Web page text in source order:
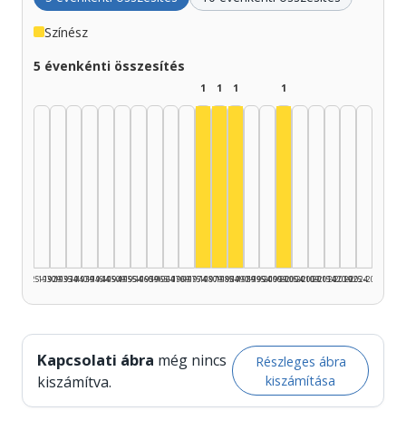
Színész
5 évenkénti összesítés
1925–1929
1930–1934
1935–1939
1940–1944
1945–1949
1950–1954
1955–1959
1960–1964
1965–1969
1970–1974
1
1975–1979
1
1980–1984
1
1985–1989
1990–1994
1995–1999
1
2000–2004
2005–2009
2010–2014
2015–2019
2020–2024
2025–2026
Kapcsolati ábra még nincs
kiszámítva.
Részleges ábra
kiszámítása